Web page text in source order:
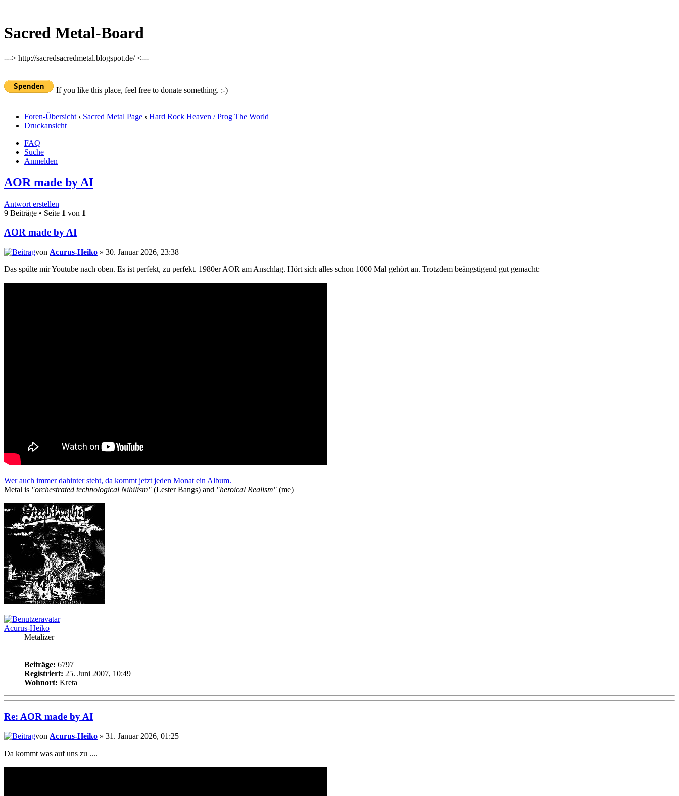
Sacred Metal-Board
---> http://sacredsacredmetal.blogspot.de/ <---
If you like this place, feel free to donate something. :-)
Foren-Übersicht ‹ Sacred Metal Page ‹ Hard Rock Heaven / Prog The World
Druckansicht
FAQ
Suche
Anmelden
AOR made by AI
Antwort erstellen
9 Beiträge • Seite 1 von 1
AOR made by AI
von Acurus-Heiko » 30. Januar 2026, 23:38
Das spülte mir Youtube nach oben. Es ist perfekt, zu perfekt. 1980er AOR am Anschlag. Hört sich alles schon 1000 Mal gehört an. Trotzdem beängstigend gut gemacht:
Wer auch immer dahinter steht, da kommt jetzt jeden Monat ein Album.
Metal is "orchestrated technological Nihilism" (Lester Bangs) and "heroical Realism" (me)
Acurus-Heiko
Metalizer
Beiträge: 6797
Registriert: 25. Juni 2007, 10:49
Wohnort: Kreta
Re: AOR made by AI
von Acurus-Heiko » 31. Januar 2026, 01:25
Da kommt was auf uns zu ....